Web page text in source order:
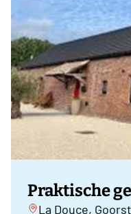
Praktische
La Douce,